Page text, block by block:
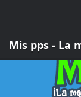
Mis pps - La